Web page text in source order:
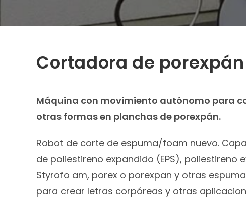
Cortadora de porexpán
Máquina con movimiento autónomo para
otras formas en planchas de porexpán.
Robot de corte de espuma/foam nuevo.
de poliestireno expandido (EPS), poliestireno
Styrofo am, porex o porexpan y otras
para crear letras corpóreas y otras